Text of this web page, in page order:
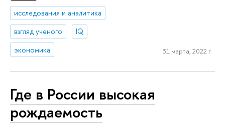
исследования и аналитика
взгляд ученого
IQ
экономика
31 марта, 2022 г.
Где в России высокая
рождаемость